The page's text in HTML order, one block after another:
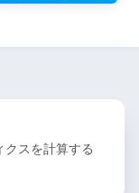
クスを計算する